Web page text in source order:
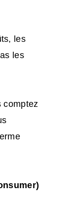
les
les
comptez